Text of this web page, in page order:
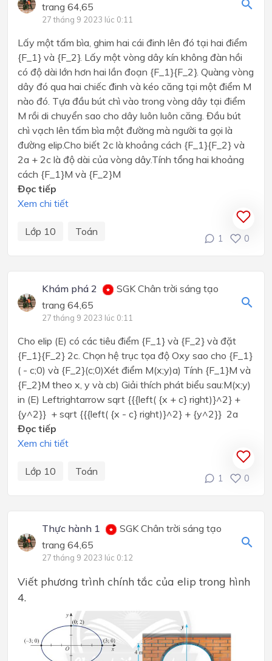
trang 64,65
27 tháng 9 2023 lúc 0:11
Lấy một tấm bìa, ghim hai cái đinh lên đó tại hai điểm
{F_1} và {F_2}. Lấy một vòng dây kín không đàn hồi
có độ dài lớn hơn hai lần đoạn {F_1}{F_2}. Quàng vòng
dây đó qua hai chiếc đinh và kéo căng tại một điểm M
nào đó. Tựa đầu bút chì vào trong vòng dây tại điểm
M rồi di chuyển sao cho dây luôn luôn căng. Đầu bút
chì vạch lên tấm bìa một đường mà người ta gọi là
đường elip.Cho biết 2c là khoảng cách {F_1}{F_2} và
2a + 2c là độ dài của vòng dây.Tính tổng hai khoảng
cách {F_1}M và {F_2}M
Đọc tiếp
Xem chi tiết
Lớp 10 Toán
1 0
Khám phá 2
SGK Chân trời sáng tạo
trang 64,65
27 tháng 9 2023 lúc 0:11
Cho elip (E) có các tiêu điểm {F_1} và {F_2} và đặt
{F_1}{F_2} 2c. Chọn hệ trục tọa độ Oxy sao cho {F_1}
( - c;0) và {F_2}(c;0)Xét điểm M(x;y)a) Tính {F_1}M và
{F_2}M theo x, y và cb) Giải thích phát biểu sau:M(x;y)
in (E) Leftrightarrow sqrt {{{left( {x + c} right)}^2} +
{y^2}} + sqrt {{{left( {x - c} right)}^2} + {y^2}} 2a
Đọc tiếp
Xem chi tiết
Lớp 10 Toán
1 0
Thực hành 1
SGK Chân trời sáng tạo
trang 64,65
27 tháng 9 2023 lúc 0:12
Viết phương trình chính tắc của elip trong hình
4.